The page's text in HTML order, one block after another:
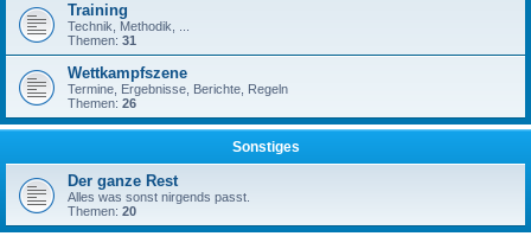
Training
Technik, Methodik, ...
Themen: 31
Wettkampfszene
Termine, Ergebnisse, Berichte, Regeln
Themen: 26
Sonstiges
Der ganze Rest
Alles was sonst nirgends passt.
Themen: 20